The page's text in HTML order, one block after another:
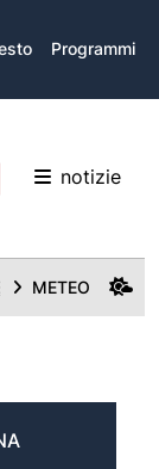
Programmi
notizie
CRONACA
METEO